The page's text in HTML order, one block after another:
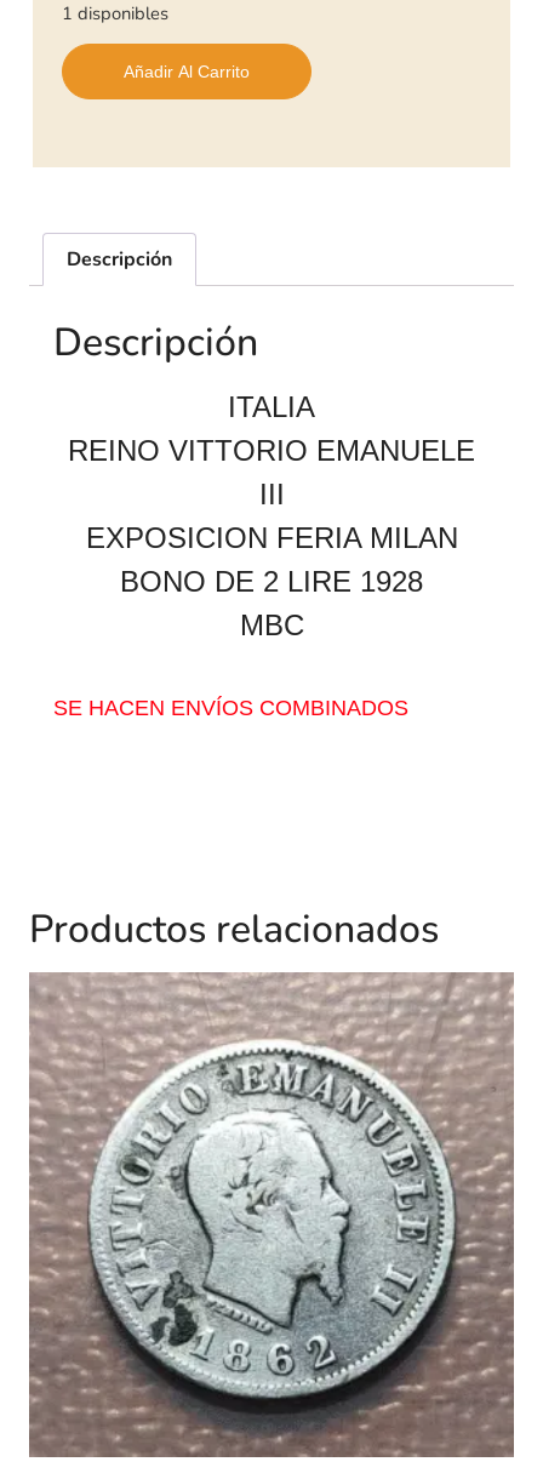
1 disponibles
Añadir Al Carrito
Descripción
Descripción
ITALIA
REINO VITTORIO EMANUELE
III
EXPOSICION FERIA MILAN
BONO DE 2 LIRE 1928
MBC
SE HACEN ENVÍOS COMBINADOS
Productos relacionados